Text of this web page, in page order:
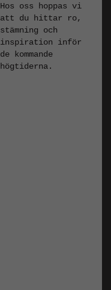
Hos oss hoppas vi
att du hittar ro,
stämning och
inspiration inför
de kommande
högtiderna.